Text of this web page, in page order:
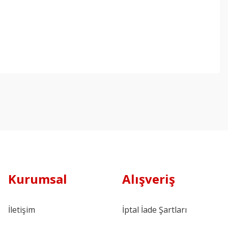
Kurumsal
İletişim
Alışveriş
İptal İade Şartları